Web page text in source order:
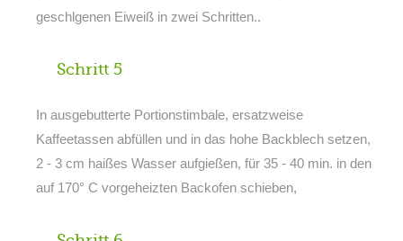
geschlgenen Eiweiß in zwei Schritten..
Schritt 5
In ausgebutterte Portionstimbale, ersatzweise
Kaffeetassen abfüllen und in das hohe Backblech setzen,
2 - 3 cm haißes Wasser aufgießen, für 35 - 40 min. in den
auf 170° C vorgeheizten Backofen schieben,